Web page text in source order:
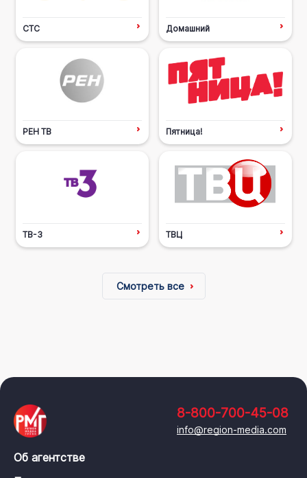
СТС Домашний
РЕН ТВ Пятница!
ТВ-3 ТВЦ
Смотреть все
8-800-700-45-08
info@region-media.com
Об агентстве